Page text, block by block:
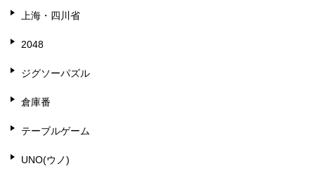
上海・四川省
2048
ジグソーパズル
倉庫番
テーブルゲーム
UNO(ウノ)